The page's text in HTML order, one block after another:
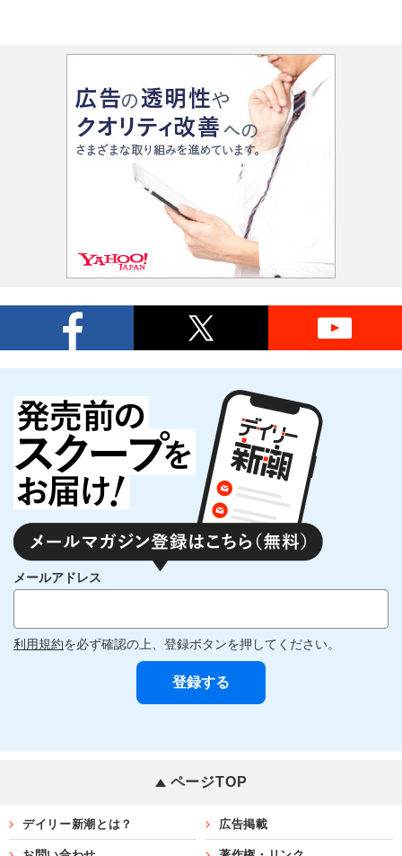
メールアドレス
利用規約を必ず確認の上、登録ボタンを押してください。
ページTOP
デイリー新潮とは？ 広告掲載